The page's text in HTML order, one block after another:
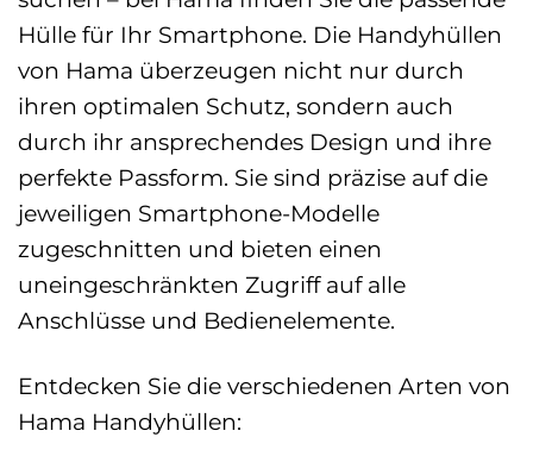
Hülle für Ihr Smartphone. Die Handyhüllen
von Hama überzeugen nicht nur durch
ihren optimalen Schutz, sondern auch
durch ihr ansprechendes Design und ihre
perfekte Passform. Sie sind präzise auf die
jeweiligen Smartphone-Modelle
zugeschnitten und bieten einen
uneingeschränkten Zugriff auf alle
Anschlüsse und Bedienelemente.
Entdecken Sie die verschiedenen Arten von
Hama Handyhüllen: